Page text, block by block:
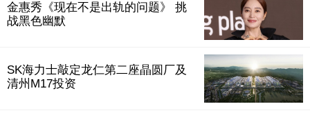
金惠秀《现在不是出轨的问题》 挑
战黑色幽默
SK海力士敲定龙仁第二座晶圆厂及
清州M17投资